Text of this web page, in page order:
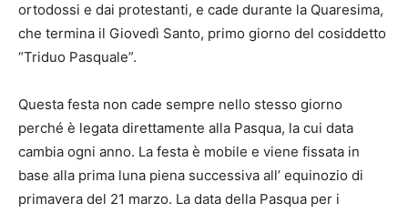
ortodossi e dai protestanti, e cade durante la Quaresima,
che termina il Giovedì Santo, primo giorno del cosiddetto
“Triduo Pasquale”.
Questa festa non cade sempre nello stesso giorno
perché è legata direttamente alla Pasqua, la cui data
cambia ogni anno. La festa è mobile e viene fissata in
base alla prima luna piena successiva all’ equinozio di
primavera del 21 marzo. La data della Pasqua per i